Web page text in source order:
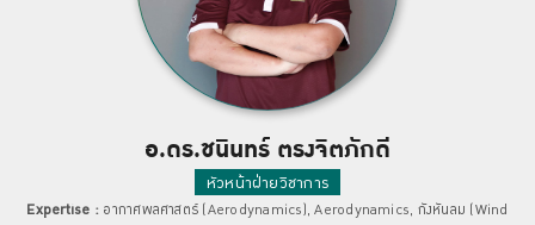
อ.ดร.ชนินทร์ ตรงจิตภักดี
หัวหน้าฝ่ายวิชาการ
Expertise : อากาศพลศาสตร์ (Aerodynamics), Aerodynamics, กังหันลม (Wind